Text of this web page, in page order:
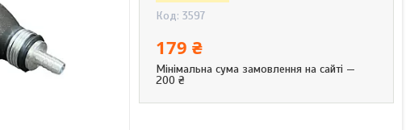
Код: 3597
179 ₴
Мінімальна сума замовлення на сайті —
200 ₴